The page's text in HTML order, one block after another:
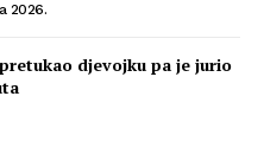
2026.
djevojku pa je jurio